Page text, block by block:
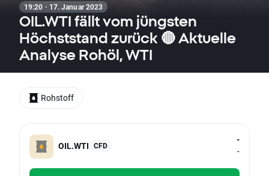
19:20 · 17. Januar 2023
OIL.WTI fällt vom jüngsten
Höchststand zurück 🔴 Aktuelle
Analyse Rohöl, WTI
OIL.WTI CFD
-
-
Rohstoff